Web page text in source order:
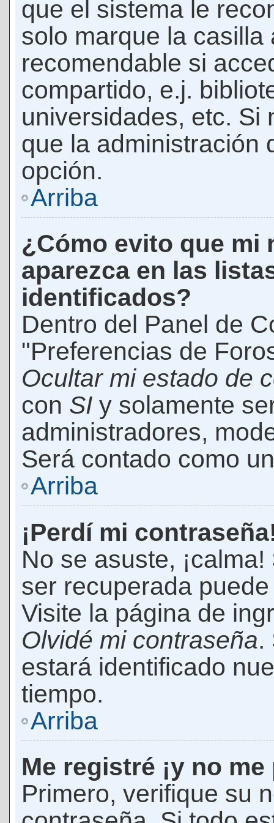
que el sistema le
solo marque la casilla
recomendable si
compartido, e.j.
universidades, etc. Si
que la administración
opción.
Arriba
¿Cómo evito que mi
aparezca en las
identificados?
Dentro del Panel de
"Preferencias de
Ocultar mi estado de
con SI y solamente
administradores,
Será contado como
Arriba
¡Perdí mi
No se asuste,
ser recuperada
Visite la página de
Olvidé mi contraseña.
estará identificado
tiempo.
Arriba
Me registré ¡y no
Primero, verifique su